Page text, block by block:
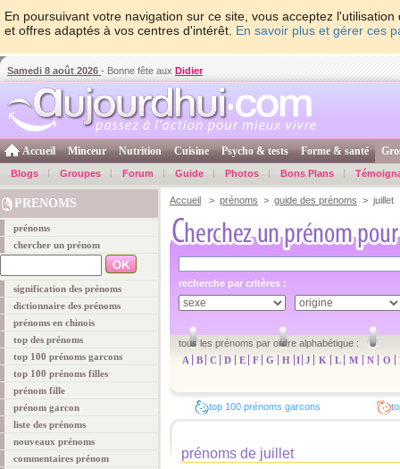
En poursuivant votre navigation sur ce site, vous acceptez
et offres adaptés à vos centres d'intérêt. En savoir plus et gérer ces
Samedi 8 août 2026 - Bonne fête aux Didier
Accueil Minceur Nutrition Cuisine Psycho & tests Forme & santé
Blogs Groupes Forum Guide Photos Bons Plans
PRENOMS
prénoms
chercher un prénom
signification des prénoms
dictionnaire des prénoms
prénoms en chinois
top des prénoms
top 100 prénoms garcons
top 100 prénoms filles
prénom fille
prénom garcon
liste des prénoms
nouveaux prénoms
commentaires prénom
Accueil > prénoms > guide des prénoms > juillet
recherche par critères :
tous les prénoms par ordre alphabétique :
A
B C D E F G H I J K L M N O
top 100 prénoms garcons
prénoms de juillet